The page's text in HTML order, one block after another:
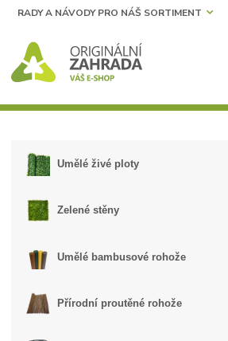
RADY A NÁVODY PRO NÁŠ SORTIMENT
Umělé živé ploty
Zelené stěny
Umělé bambusové rohože
Přírodní proutěné rohože